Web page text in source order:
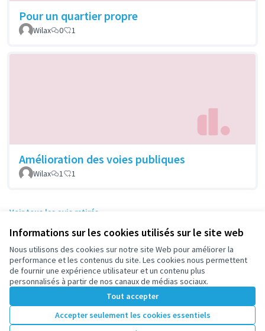
Informations sur les cookies utilisés sur le site web
Nous utilisons des cookies sur notre site Web pour améliorer la
performance et les contenus du site. Les cookies nous permettent
de fournir une expérience utilisateur et un contenu plus
personnalisés à partir de nos canaux de médias sociaux.
Tout accepter
Accepter seulement les cookies essentiels
Pour un quartier propre
Wilax 0 1
Amélioration des voies publiques
Wilax 1 1
Voir tous les avis retirés
Conditions d'utilisation
Paramètres des cookies
participez.nanterre.fr sur X
(Lien externe)
participez.nanterre.fr sur Facebook
participez.nanterre.fr sur Instagram
participez.nanterre.fr sur YouTube
(Lien externe)
participez.nanterre.fr sur GitHub
(Lien externe)
Licence
(Lien